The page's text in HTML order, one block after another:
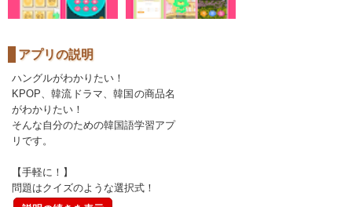
アプリの説明
ハングルがわかりたい！
KPOP、韓流ドラマ、韓国の商品名
がわかりたい！
そんな自分のための韓国語学習アプ
リです。
【手軽に！】
問題はクイズのような選択式！